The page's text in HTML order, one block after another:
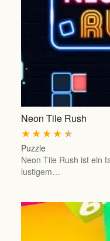
Neon Tile Rush
★
★
★
★
★
Puzzle
Neon Tile Rush ist ein
lustigem…